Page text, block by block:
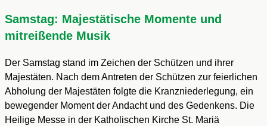
Samstag: Majestätische Momente und
mitreißende Musik
Der Samstag stand im Zeichen der Schützen und ihrer
Majestäten. Nach dem Antreten der Schützen zur feierlichen
Abholung der Majestäten folgte die Kranzniederlegung, ein
bewegender Moment der Andacht und des Gedenkens. Die
Heilige Messe in der Katholischen Kirche St. Mariä